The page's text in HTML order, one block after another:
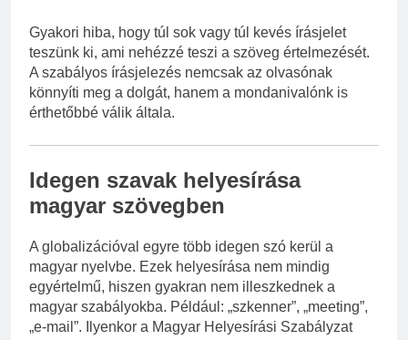
Gyakori hiba, hogy túl sok vagy túl kevés írásjelet
teszünk ki, ami nehézzé teszi a szöveg értelmezését.
A szabályos írásjelezés nemcsak az olvasónak
könnyíti meg a dolgát, hanem a mondanivalónk is
érthetőbbé válik általa.
Idegen szavak helyesírása
magyar szövegben
A globalizációval egyre több idegen szó kerül a
magyar nyelvbe. Ezek helyesírása nem mindig
egyértelmű, hiszen gyakran nem illeszkednek a
magyar szabályokba. Például: „szkenner”, „meeting”,
„e-mail”. Ilyenkor a Magyar Helyesírási Szabályzat